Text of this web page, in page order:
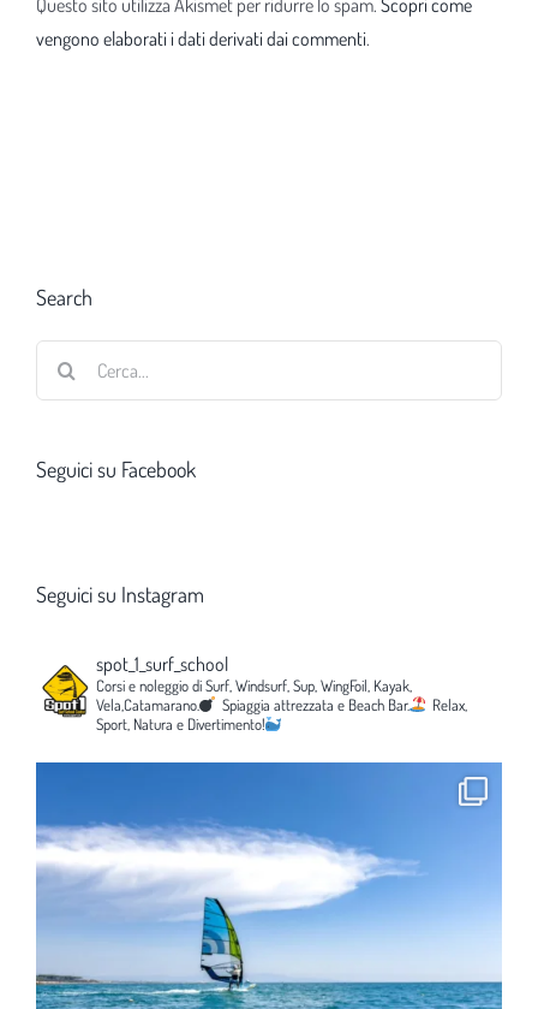
Questo sito utilizza Akismet per ridurre lo spam. Scopri come
vengono elaborati i dati derivati dai commenti.
Search
Seguici su Facebook
Seguici su Instagram
spot_1_surf_school
Corsi e noleggio di Surf, Windsurf, Sup, WingFoil, Kayak,
Vela,Catamarano.
Spiaggia attrezzata e Beach Bar.
Relax,
Sport, Natura e Divertimento!